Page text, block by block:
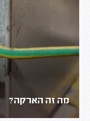
מה זה הארקה?